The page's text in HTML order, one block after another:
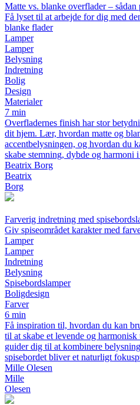
Matte vs. blanke overflader –
Få lyset til at arbejde for dig med
blanke flader
Lamper
Lamper
Belysning
Indretning
Bolig
Design
Materialer
7 min
Overfladernes finish har stor
dit hjem. Lær, hvordan matte og
accentbelysningen, og hvordan du
skabe stemning, dybde og harmoni
Beatrix Borg
Beatrix
Borg
Farverig indretning med
Giv spiseområdet karakter med
Lamper
Lamper
Indretning
Belysning
Spisebordslamper
Boligdesign
Farver
6 min
Få inspiration til, hvordan du kan
til at skabe et levende og
guider dig til at kombinere
spisebordet bliver et naturligt
Mille Olesen
Mille
Olesen